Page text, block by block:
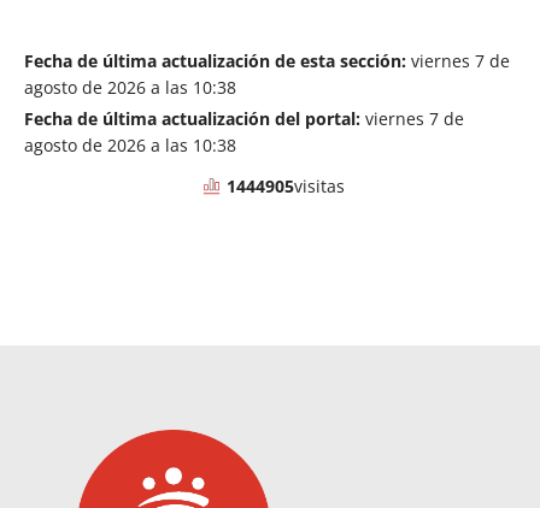
Fecha de última actualización de esta sección: viernes 7 de
agosto de 2026 a las 10:38
Fecha de última actualización del portal: viernes 7 de
agosto de 2026 a las 10:38
1444905visitas